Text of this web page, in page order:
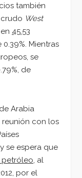
también
West
45.53
Mientras
se
de
de Arabia
reunión con los
se espera que
, al
por el